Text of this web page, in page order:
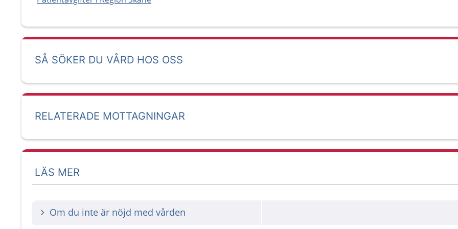
SÅ SÖKER DU VÅRD HOS OSS
RELATERADE MOTTAGNINGAR
LÄS MER
Om du inte är nöjd med vården